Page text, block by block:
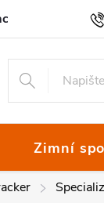
Zimní